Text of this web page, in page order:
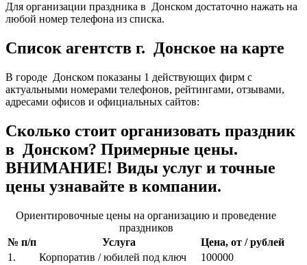
Для организации праздника в Донском достаточно нажать на
любой номер телефона из списка.
Список агентств г. Донское на карте
В городе Донском показаны 1 действующих фирм с
актуальными номерами телефонов, рейтингами, отзывами,
адресами офисов и официальных сайтов:
Сколько стоит организовать праздник
в Донском? Примерные цены.
ВНИМАНИЕ! Виды услуг и точные
цены узнавайте в компании.
Ориентировочные цены на организацию и проведение
праздников
№ п/п
Услуга
Цена, от / рублей
1.
Корпоратив / юбилей под ключ
100000